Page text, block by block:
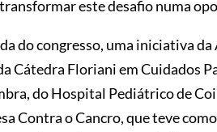
este desafio numa
do congresso, uma iniciativa
Cátedra Floriani em Cuidados
do Hospital Pediátrico de
Contra o Cancro, que teve